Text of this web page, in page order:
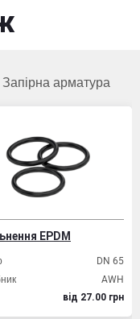
Запірна арматура
EPDM
DN 65
AWH
вiд 27.00 грн